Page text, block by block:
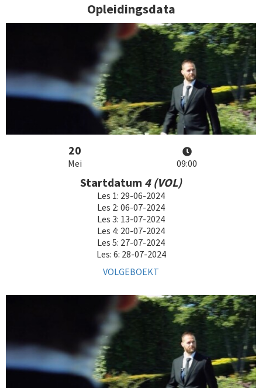
Opleidingsdata
20
Mei 09:00
Startdatum 4 (VOL)
Les 1: 29-06-2024
Les 2: 06-07-2024
Les 3: 13-07-2024
Les 4: 20-07-2024
Les 5: 27-07-2024
Les: 6: 28-07-2024
VOLGEBOEKT